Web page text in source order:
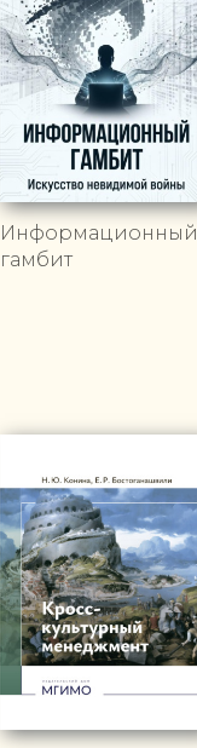
Информационный
гамбит